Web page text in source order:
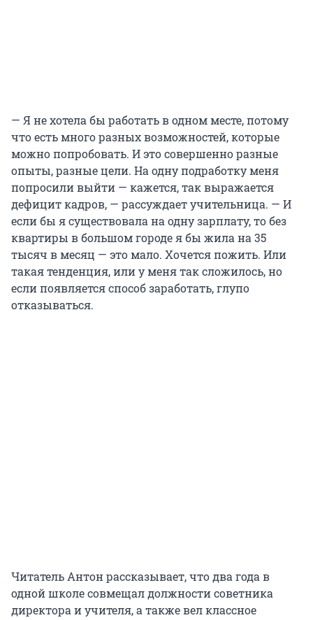
— Я не хотела бы работать в одном месте, потому
что есть много разных возможностей, которые
можно попробовать. И это совершенно разные
опыты, разные цели. На одну подработку меня
попросили выйти — кажется, так выражается
дефицит кадров, — рассуждает учительница. — И
если бы я существовала на одну зарплату, то без
квартиры в большом городе я бы жила на 35
тысяч в месяц — это мало. Хочется пожить. Или
такая тенденция, или у меня так сложилось, но
если появляется способ заработать, глупо
отказываться.
Читатель Антон рассказывает, что два года в
одной школе совмещал должности советника
директора и учителя, а также вел классное